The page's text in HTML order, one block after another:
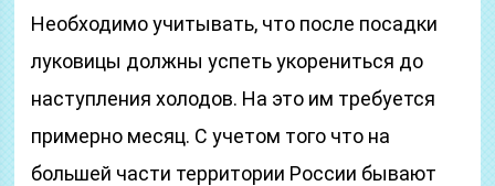
Необходимо учитывать, что после посадки
луковицы должны успеть укорениться до
наступления холодов. На это им требуется
примерно месяц. С учетом того что на
большей части территории России бывают